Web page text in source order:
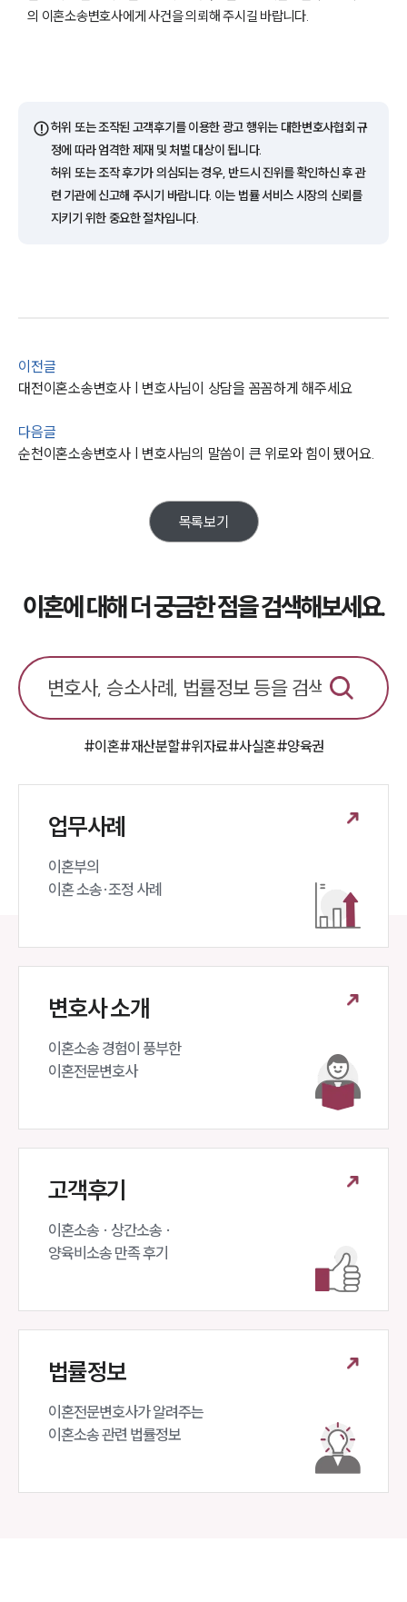
통합검색
이혼 주요 업무사례
사례분석/최신동향
이혼 법률정보
법률지식인
이혼소송·상담후기
이혼전문변호사
소식/자료
언론보도
법률서식
뉴스레터/브로슈어
대륜법률상담예약
대륜법률상담예약
의 이혼소송변호사에게 사건을 의뢰해 주시길 바랍니다.
⚠️허위 또는 조작된 고객후기를 이용한 광고 행위는 대한변호사협회 규
정에 따라 엄격한 제재 및 처벌 대상이 됩니다.
허위 또는 조작 후기가 의심되는 경우, 반드시 진위를 확인하신 후 관
련 기관에 신고해 주시기 바랍니다. 이는 법률 서비스 시장의 신뢰를
지키기 위한 중요한 절차입니다.
이전글
대전이혼소송변호사 | 변호사님이 상담을 꼼꼼하게 해주세요
다음글
순천이혼소송변호사 | 변호사님의 말씀이 큰 위로와 힘이 됐어요.
목록보기
이혼에 대해 더 궁금한 점을 검색해보세요.
#이혼#재산분할#위자료#사실혼#양육권
업무사례
이혼부의
이혼 소송·조정 사례
변호사 소개
이혼소송 경험이 풍부한
이혼전문변호사
고객후기
이혼소송 · 상간소송 ·
양육비소송 만족 후기
법률정보
이혼전문변호사가 알려주는
이혼소송 관련 법률정보